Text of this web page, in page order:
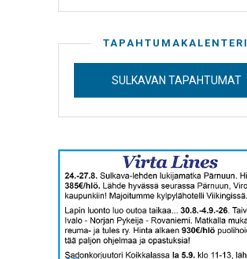
TAPAHTUMAKALENTERI
SULKAVAN TAPAHTUMAT